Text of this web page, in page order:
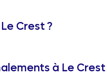
Crest ?
à Le Crest